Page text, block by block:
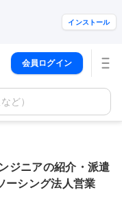
インストール
会員ログイン
ど）
ジニアの紹介・派遣
ーシング法人営業